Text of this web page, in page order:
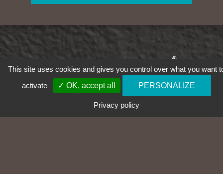
This site uses cookies and gives you control over what you want
activate
✓ OK, accept all PERSONALIZE
Privacy policy